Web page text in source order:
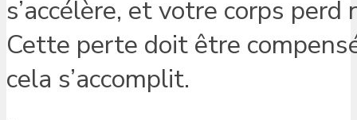
s’accélère, et votre corps
Cette perte doit être
cela s’accomplit.